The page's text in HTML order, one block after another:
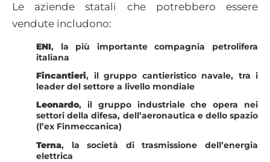
Le aziende statali che potrebbero essere
vendute includono:
ENI, la più importante compagnia petrolifera
italiana
Fincantieri, il gruppo cantieristico navale, tra i
leader del settore a livello mondiale
Leonardo, il gruppo industriale che opera nei
settori della difesa, dell’aeronautica e dello spazio
(l’ex Finmeccanica)
Terna, la società di trasmissione dell’energia
elettrica